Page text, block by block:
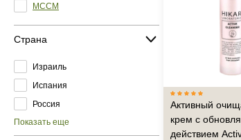
MCCM
Страна
Израиль
Испания
Россия
Показать еще
Активный
крем с
действием